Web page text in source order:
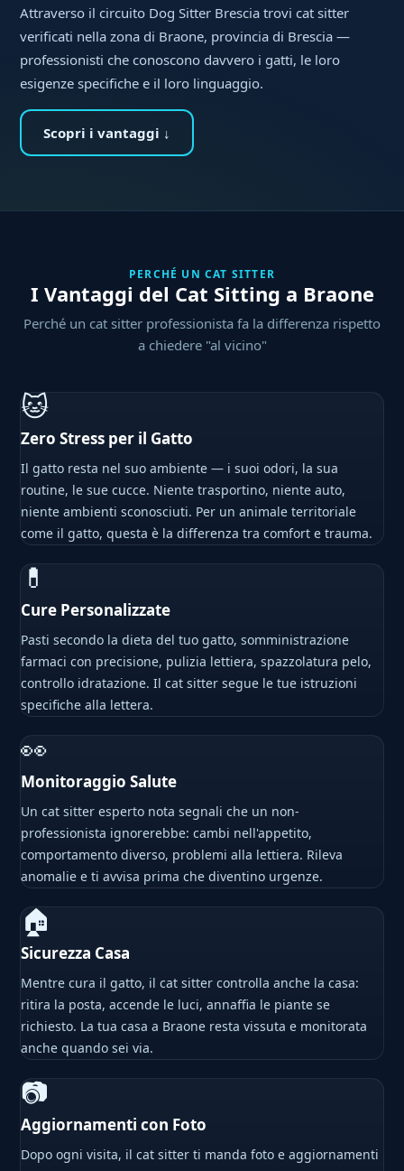
Attraverso il circuito Dog Sitter Brescia trovi cat sitter
verificati nella zona di Braone, provincia di Brescia —
professionisti che conoscono davvero i gatti, le loro
esigenze specifiche e il loro linguaggio.
Scopri i vantaggi ↓
PERCHÉ UN CAT SITTER
I Vantaggi del Cat Sitting a Braone
Perché un cat sitter professionista fa la differenza rispetto
a chiedere "al vicino"
🐱
Zero Stress per il Gatto
Il gatto resta nel suo ambiente — i suoi odori, la sua
routine, le sue cucce. Niente trasportino, niente auto,
niente ambienti sconosciuti. Per un animale territoriale
come il gatto, questa è la differenza tra comfort e trauma.
💊
Cure Personalizzate
Pasti secondo la dieta del tuo gatto, somministrazione
farmaci con precisione, pulizia lettiera, spazzolatura pelo,
controllo idratazione. Il cat sitter segue le tue istruzioni
specifiche alla lettera.
👀
Monitoraggio Salute
Un cat sitter esperto nota segnali che un non-
professionista ignorerebbe: cambi nell'appetito,
comportamento diverso, problemi alla lettiera. Rileva
anomalie e ti avvisa prima che diventino urgenze.
🏠
Sicurezza Casa
Mentre cura il gatto, il cat sitter controlla anche la casa:
ritira la posta, accende le luci, annaffia le piante se
richiesto. La tua casa a Braone resta vissuta e monitorata
anche quando sei via.
📷
Aggiornamenti con Foto
Dopo ogni visita, il cat sitter ti manda foto e aggiornamenti